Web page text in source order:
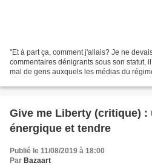
"Et à part ça, comment j'allais? Je ne
commentaires dénigrants sous son statut,
mal de gens auxquels les médias du
Give me Liberty (critique)
énergique et tendre
Publié le 11/08/2019 à 18:00
Par Bazaart